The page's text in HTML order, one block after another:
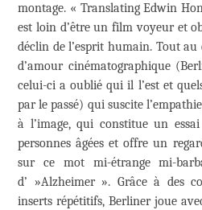
montage. « Translating Edwin
est loin d’être un film voyeur et
déclin de l’esprit humain. Tout au
d’amour cinématographique
celui-ci a oublié qui il l’est et
par le passé) qui suscite
à l’image, qui constitue un
personnes âgées et offre un
sur ce mot mi-étrange mi-
d’ »Alzheimer ». Grâce à des
inserts répétitifs, Berliner joue